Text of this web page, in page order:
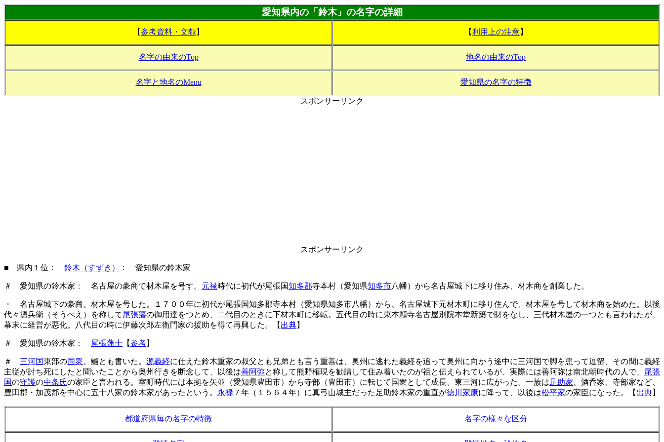
愛知県内の「鈴木」の名字の詳細
【参考資料・文献】 【利用上の注意】
名字の由来のTop 地名の由来のTop
名字と地名のMenu 愛知県の名字の特徴
スポンサーリンク
スポンサーリンク
■ 県内１位： 鈴木（すずき） ： 愛知県の鈴木家
＃ 愛知県の鈴木家： 名古屋の豪商で材木屋を号す。 元禄時代に初代が尾張国知多郡寺本村（愛知県知多市八幡）から名古屋城下に移り住み、材木商を創業した。
・ 名古屋城下の豪商。材木屋を号した。１７００年に初代が尾張国知多郡寺本村（愛知県知多市八幡）から、名古屋城下元材木町に移り住んで、材木屋を号して材木商を始めた。以後
代々摠兵衛（そうべえ）を称して 尾張藩の御用達をつとめ、二代目のときに下材木町に移転。五代目の時に東本願寺名古屋別院本堂新築で財をなし、三代材木屋の一つとも言われたが、
幕末に経営が悪化。八代目の時に伊藤次郎左衛門家の援助を得て再興した。【 出典】
＃ 愛知県の鈴木家： 尾張藩士 【参考】
＃ 三河国東部の国衆。鱸とも書いた。 源義経に仕えた鈴木重家の叔父とも兄弟とも言う重善は、奥州に逃れた義経を追って奥州に向かう途中に三河国で脚を患って逗留、その間に義経
主従が討ち死にしたと聞いたことから奥州行きを断念して、以後は善阿弥と称して熊野権現を勧請して住み着いたのが祖と伝えられているが、実際には善阿弥は南北朝時代の人で、
尾張
国の守護の中条氏の家臣と言われる。室町時代には本拠を矢並（愛知県豊田市）から寺部（豊田市）に転じて国衆として成長、東三河に広がった。一族は足助家 、酒呑家、寺部家など、
豊田郡・加茂郡を中心に五十八家の鈴木家があったという。 永禄 ７年（１５６４年）に真弓山城主だった足助鈴木家の重直が徳川家康に降って、以後は松平家の家臣になった。【 出典】
都道府県毎の名字の特徴 名字の様々な区分